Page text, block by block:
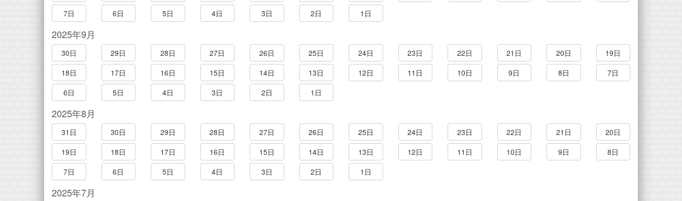
7日
6日 5日 4日 3日 2日 1日
2025年9月
30日 29日 28日 27日 26日 25日 24日 23日 22日 21日 20日
19日
18日
17日 16日 15日 14日 13日 12日 11日 10日 9日 8日
7日
6日
5日 4日 3日 2日 1日
2025年8月
31日 30日 29日 28日 27日 26日 25日 24日 23日 22日 21日
20日
19日
18日 17日 16日 15日 14日 13日 12日 11日 10日 9日
8日
7日
6日 5日 4日 3日 2日 1日
2025年7月